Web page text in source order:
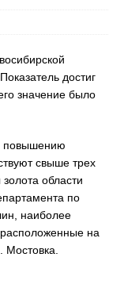
достиг
значение было
повышению
свыше трех
области
по
наиболее
на